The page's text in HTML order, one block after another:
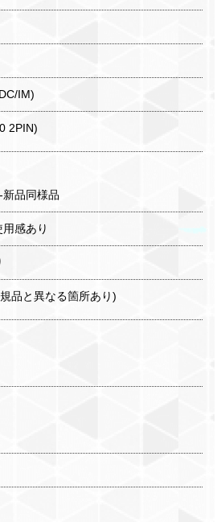
IM)
2PIN)
品同様品
感あり
品と異なる箇所あり)